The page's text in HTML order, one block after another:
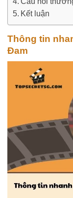
Kết luận
Thông tin
Đam